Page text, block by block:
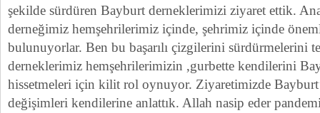
şekilde sürdüren Bayburt derneklerimizi ziyaret ettik.
derneğimiz hemşehrilerimiz içinde, şehrimiz içinde önemli
bulunuyorlar. Ben bu başarılı çizgilerini sürdürmelerini
derneklerimiz hemşehrilerimizin ,gurbette kendilerini
hissetmeleri için kilit rol oynuyor. Ziyaretimizde
değişimleri kendilerine anlattık. Allah nasip eder